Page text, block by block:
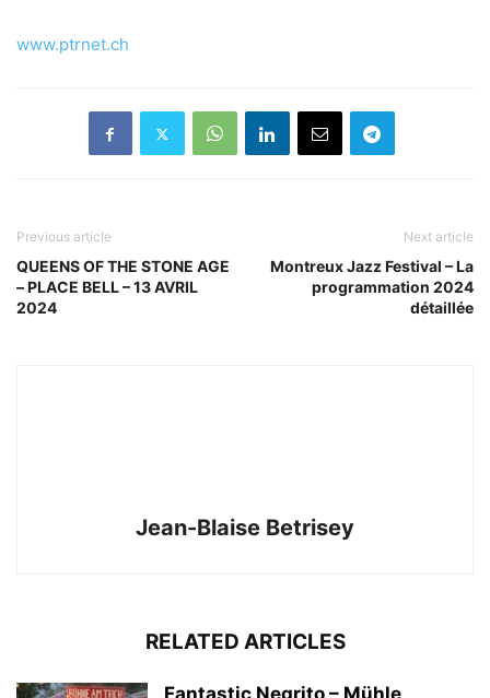
www.ptrnet.ch
Previous article
QUEENS OF THE STONE AGE
– PLACE BELL – 13 AVRIL
2024
Next article
Montreux Jazz Festival – La
programmation 2024
détaillée
Jean-Blaise Betrisey
RELATED ARTICLES